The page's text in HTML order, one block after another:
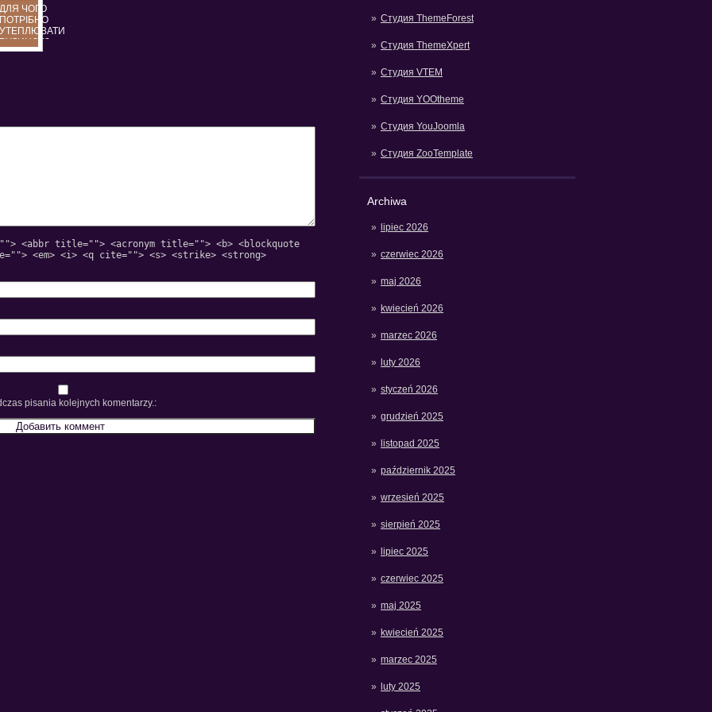
Студия ThemeForest
Студия ThemeXpert
Студия VTEM
Студия YOOtheme
Студия YouJoomla
Студия ZooTemplate
Archiwa
lipiec 2026
czerwiec 2026
maj 2026
kwiecień 2026
marzec 2026
luty 2026
styczeń 2026
grudzień 2025
listopad 2025
październik 2025
wrzesień 2025
sierpień 2025
lipiec 2025
czerwiec 2025
maj 2025
kwiecień 2025
marzec 2025
luty 2025
ДЛЯ ЧОГО
ПОТРІБНО
УТЕПЛЮВАТИ
БУДИНОК?
<abbr title=""> <acronym title=""> <b> <blockquote
<em> <i> <q cite=""> <s> <strike> <strong>
pisania kolejnych komentarzy.